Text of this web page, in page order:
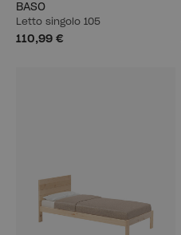
BASO
Letto singolo 105
110,99 €